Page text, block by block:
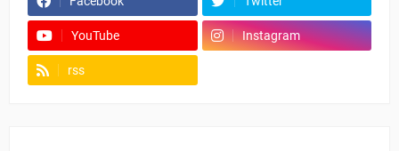
YouTube Instagram
rss